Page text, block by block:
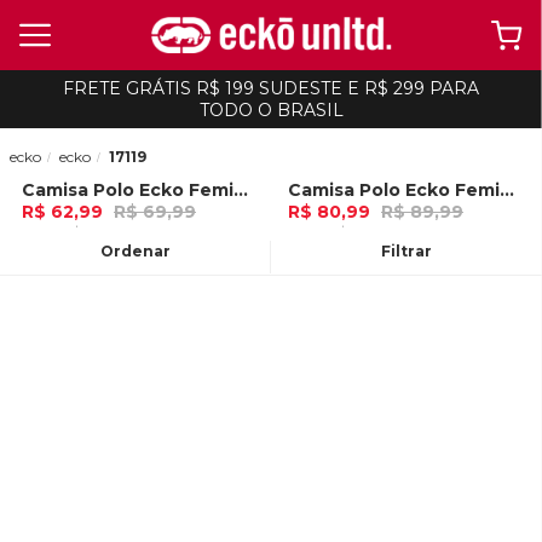
FRETE GRÁTIS R$ 199 SUDESTE E R$ 299 PARA
TODO O BRASIL
Ordenar Filtrar
ecko ecko 17119
-10%
Camisa Polo Ecko Feminina Boche Preta
R$ 62,99 R$ 69,99
2x de R$ 31,49 Ou
-10%
Camisa Polo Ecko Feminina Chave Preta
R$ 80,99 R$ 89,99
2x de R$ 40,49 Ou